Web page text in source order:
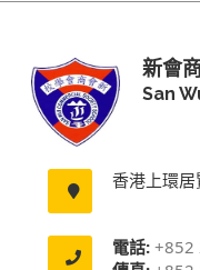
新會
San
香港上環
電話:+852